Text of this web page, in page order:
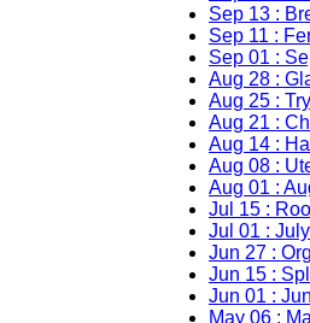
Sep 13 :
Sep 11 :
Sep 01 :
Aug 28 :
Aug 25 : Try
Aug 21 :
Aug 14 :
Aug 08 :
Aug 01 :
Jul 15 :
Jul 01 : July
Jun 27 :
Jun 15 :
Jun 01 :
May 06 :